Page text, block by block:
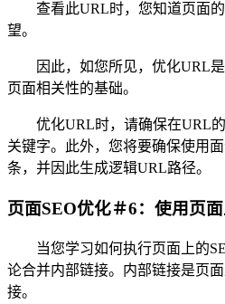
查看此URL时，您知道页面
望。
因此，如您所见，优化URL
页面相关性的基础。
优化URL时，请确保在URL
关键字。此外，您将要确保使用
条，并因此生成逻辑URL路径。
页面SEO优化＃6：使用页
当您学习如何执行页面上的
论合并内部链接。内部链接是页
接。